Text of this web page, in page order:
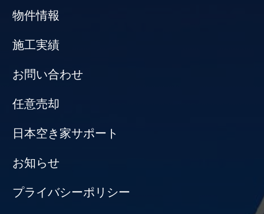
物件情報
施工実績
お問い合わせ
任意売却
日本空き家サポート
お知らせ
プライバシーポリシー